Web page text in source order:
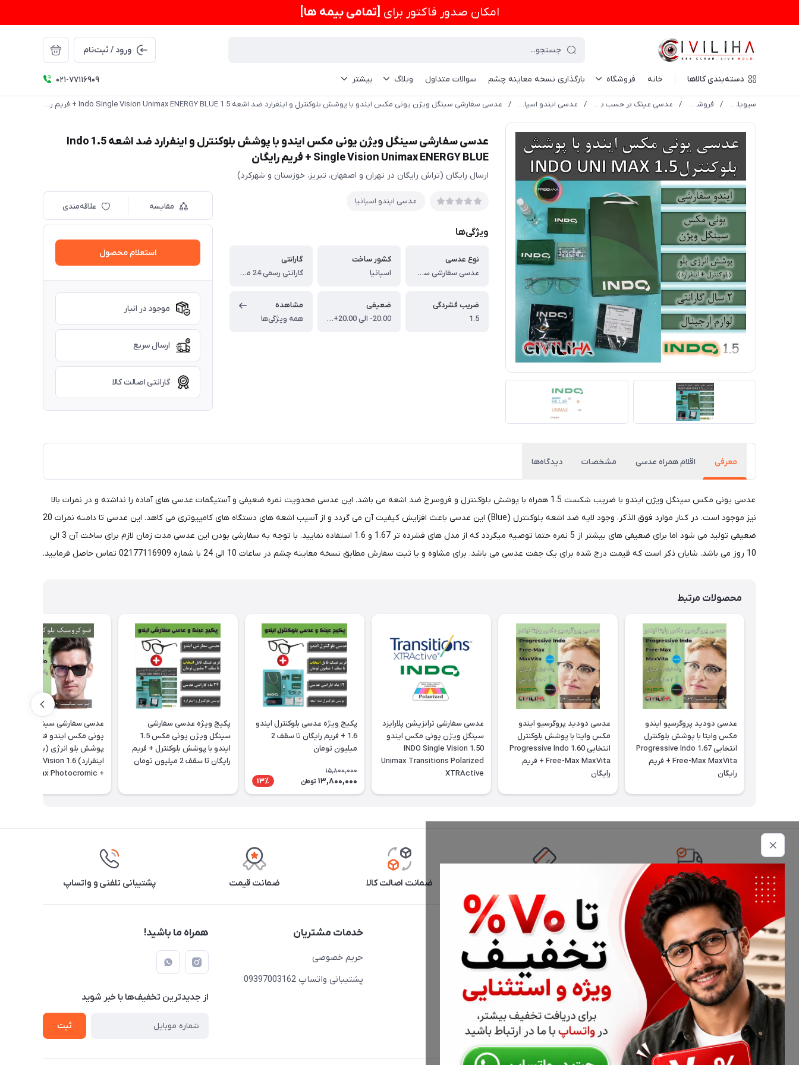
امكان صدور فاکتور برای [تمامی بیمه ها]
ورود / ثبت‌نام
دسته‌بندی کالاها خانه فروشگاه بارگذاری نسخه معاینه چشم سوالات متداول وبلاگ بیشتر 021-77116909
سیویلیها / فروشگاه / عدسی عینک بر حسب برند / عدسی ایندو اسپانیا / عدسی سفارشی سینگل ویژن یونی مکس ایندو با پوشش بلوکنترل و اینفرارد ضد اشعه 1.5 Indo Single Vision Unimax ENERGY BLUE + فريم رايگان
عدسی سفارشی سینگل ویژن یونی مکس ایندو با پوشش بلوکنترل و اینفرارد ضد اشعه 1.5 Indo
Single Vision Unimax ENERGY BLUE + فريم رايگان
ارسال رایگان (تراش رایگان در تهران و اصفهان، تبریز، خوزستان و شهرکرد)
عدسی ایندو اسپانیا
ویژگی‌ها
نوع عدسی
عدسی سفارشی سینگل ویژن یونی مکس ایندو با پوشش بلوکنترل و اینفرارد ضد اشعه 1.5 Indo Single Vision Unimax ENERGY BLUE + IR
کشور ساخت
اسپانیا
گارانتی
گارانتی رسمی 24 ماهه ایندو
ضریب فشردگی
1.5
ضعیفی
20.00- الی 20.00+ (برای نمرات بیشتر از 6 توصیه نمی گردد)
مشاهده
همه ویژگی‌ها
مقایسه علاقه‌مندی
استعلام محصول
موجود در انبار
ارسال سریع
گارانتی اصالت کالا
معرفی اقلام همراه عدسی مشخصات دیدگاه‌ها
عدسی یونی مکس سینگل ویژن ایندو با ضریب شکست 1.5 همراه با پوشش بلوکنترل و فروسرخ ضد اشعه می باشد. این عدسی محدویت نمره ضعیفی و آستیگمات عدسی های آماده را نداشته و در نمرات بالا
نیز موجود است. در کنار موارد فوق الذکر، وجود لایه ضد اشعه بلوکنترل (Blue) این عدسی باعث افزایش کیفیت آن می گردد و از آسیب اشعه های دستگاه های کامپیوتری می کاهد. این عدسی تا دامنه نمرات 20
ضعیفی تولید می شود اما برای ضعیفی های بیشتر از 5 نمره حتما توصیه میگردد که از مدل های فشرده تر 1.67 و 1.6 استفاده نمایید. با توجه به سفارشی بودن این عدسی مدت زمان لازم برای ساخت آن 3 الی
10 روز می باشد. شایان ذکر است که قیمت درج شده برای یک جفت عدسی می باشد. برای مشاوه و یا ثبت سفارش مطابق نسخه معاینه چشم در ساعات 10 الی 24 با شماره 02177116909 تماس حاصل فرمایید.
محصولات مرتبط
عدسی دودید پروگرسیو ایندو
مکس وایتا با پوشش بلوکنترل
انتخابی 1.67 Progressive Indo
Free-Max MaxVita + فريم
رايگان
عدسی دودید پروگرسیو ایندو
مکس وایتا با پوشش بلوکنترل
انتخابی 1.60 Progressive Indo
Free-Max MaxVita + فريم
رايگان
عدسی سفارشی ترانزیشن پلارایزد
سینگل ویژن یونی مکس ایندو
1.50 INDO Single Vision
Unimax Transitions Polarized
XTRActive
پکیج ویژه عدسی بلوکنترل ایندو
1.6 + فریم رایگان تا سقف 2
میلیون تومان
15,800,000
13,800,000 تومان 13٪
پکیج ویژه عدسی سفارشی
سینگل ویژن یونی مکس 1.5
ایندو با پوشش بلوکنترل + فریم
رایگان تا سقف 2 میلیون تومان
عدسی سفارشی سینگل ویژن
یونی مکس ایندو فتوکرومیک با
پوشش بلو انرژی (بلوکنترل و
اینفرارد) 1.6 Indo Single Vision
Unimax Photocromic +
تحویل اکسپرس ضمانت اصالت کالا ضمانت قیمت پشتیبانی تلفنی و واتساپ
اطلاعات تماس
02177116909
info@civiliha.com
ارسال فوری در تهران + ارسال به سراسر کشور
دسترسی سریع
حساب کاربری
مجله فروشگاه
لیست محصولات
درباره ما
خدمات مشتریان
حریم خصوصی
پشتیبانی واتساپ 09397003162
همراه ما باشید!
از جدید‌ترین تخفیف‌ها با‌ خبر شوید
ثبت